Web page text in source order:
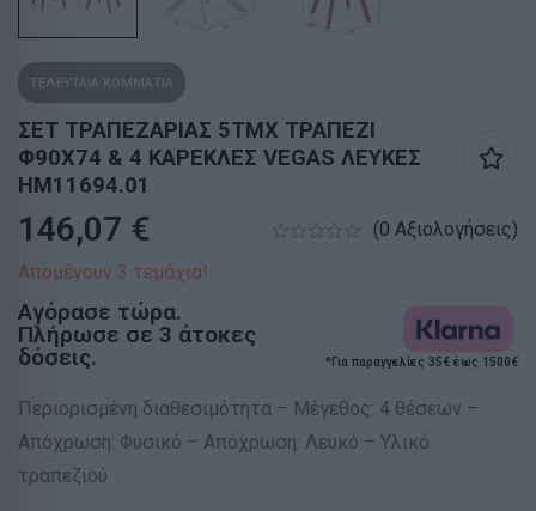
ΤΕΛΕΥΤΑΙΑ ΚΟΜΜΑΤΙΑ
ΣΕΤ ΤΡΑΠΕΖΑΡΙΑΣ 5ΤΜΧ ΤΡΑΠΕΖΙ
Φ90X74 & 4 ΚΑΡΕΚΛΕΣ VEGAS ΛΕΥΚΕΣ
HM11694.01
146,07 €
(0 Αξιολογήσεις)
Απομένουν 3 τεμάχια!
Αγόρασε τώρα.
Πλήρωσε σε 3 άτοκες
δόσεις.
*Για παραγγελίες 35€ έως 1500€
Περιορισμένη διαθεσιμότητα – Μέγεθος: 4 θέσεων –
Απόχρωση: Φυσικό – Απόχρωση: Λευκό – Υλικό
τραπεζιού